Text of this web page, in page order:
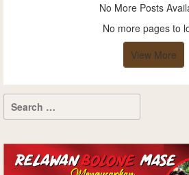
No More Posts
No more pages to
View More